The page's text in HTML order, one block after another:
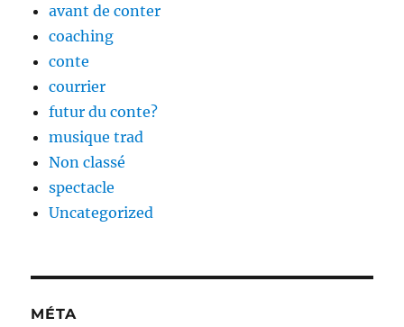
avant de conter
coaching
conte
courrier
futur du conte?
musique trad
Non classé
spectacle
Uncategorized
MÉTA